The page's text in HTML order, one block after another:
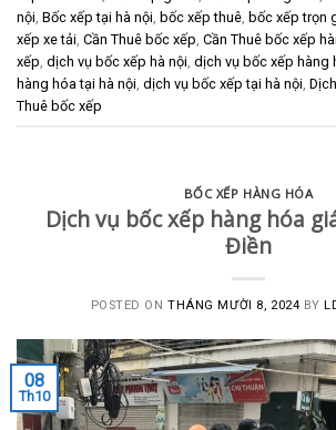
nội Bốc xếp tại hà nội bốc xếp thuê bốc xếp trọn
xếp xe tải Cần Thuê bốc xếp Cần Thuê bốc xếp
xếp dịch vụ bốc xếp hà nội dịch vụ bốc xếp hàng
hàng hóa tại hà nội dịch vụ bốc xếp tại hà nội
Thuê bốc xếp
BỐC XẾP HÀNG HÓA
Dịch vụ bốc xếp hàng hóa
Điền
POSTED ONTHÁNG MƯỜI 8, 2024 BY
08
Th10